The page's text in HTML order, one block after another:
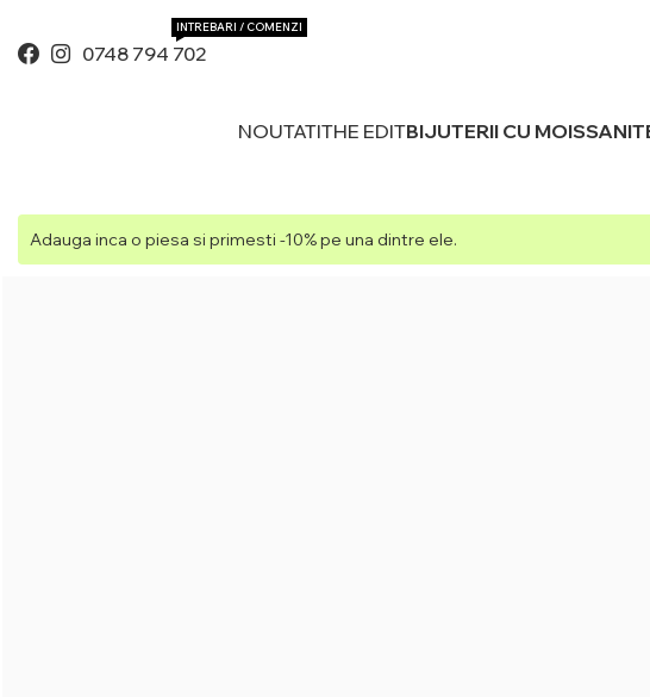
0748 794 702
INTREBARI / COMENZI
NOUTATITHE EDITBIJUTERII CU
Adauga inca o piesa si primesti -10% pe una dintre ele.